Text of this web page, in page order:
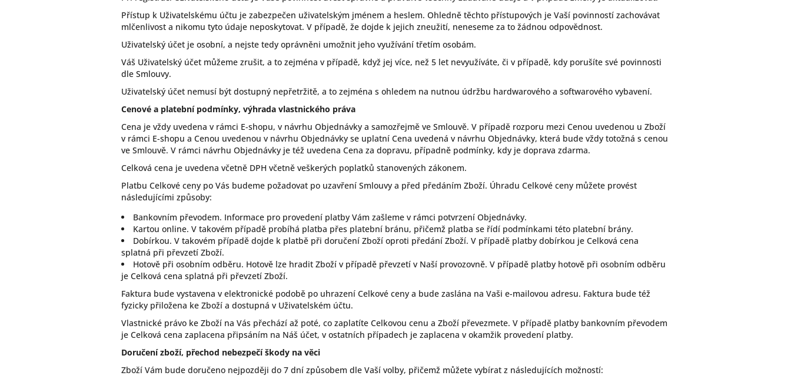
Přístup k Uživatelskému účtu je zabezpečen uživatelským jménem a heslem. Ohledně těchto přístupových je Vaší povinností zachovávat
mlčenlivost a nikomu tyto údaje neposkytovat. V případě, že dojde k jejich zneužití, neneseme za to žádnou odpovědnost.
Uživatelský účet je osobní, a nejste tedy oprávněni umožnit jeho využívání třetím osobám.
Váš Uživatelský účet můžeme zrušit, a to zejména v případě, když jej více, než 5 let nevyužíváte, či v případě, kdy porušíte své povinnosti
dle Smlouvy.
Uživatelský účet nemusí být dostupný nepřetržitě, a to zejména s ohledem na nutnou údržbu hardwarového a softwarového vybavení.
Cenové a platební podmínky, výhrada vlastnického práva
Cena je vždy uvedena v rámci E-shopu, v návrhu Objednávky a samozřejmě ve Smlouvě. V případě rozporu mezi Cenou uvedenou u Zboží
v rámci E-shopu a Cenou uvedenou v návrhu Objednávky se uplatní Cena uvedená v návrhu Objednávky, která bude vždy totožná s cenou
ve Smlouvě. V rámci návrhu Objednávky je též uvedena Cena za dopravu, případně podmínky, kdy je doprava zdarma.
Celková cena je uvedena včetně DPH včetně veškerých poplatků stanovených zákonem.
Platbu Celkové ceny po Vás budeme požadovat po uzavření Smlouvy a před předáním Zboží. Úhradu Celkové ceny můžete provést
následujícími způsoby:
Bankovním převodem. Informace pro provedení platby Vám zašleme v rámci potvrzení Objednávky.
Kartou online. V takovém případě probíhá platba přes platební bránu, přičemž platba se řídí podmínkami této platební brány.
Dobírkou. V takovém případě dojde k platbě při doručení Zboží oproti předání Zboží. V případě platby dobírkou je Celková cena
splatná při převzetí Zboží.
Hotově při osobním odběru. Hotově lze hradit Zboží v případě převzetí v Naší provozovně. V případě platby hotově při osobním odběru
je Celková cena splatná při převzetí Zboží.
Faktura bude vystavena v elektronické podobě po uhrazení Celkové ceny a bude zaslána na Vaši e-mailovou adresu. Faktura bude též
fyzicky přiložena ke Zboží a dostupná v Uživatelském účtu.
Vlastnické právo ke Zboží na Vás přechází až poté, co zaplatíte Celkovou cenu a Zboží převezmete. V případě platby bankovním převodem
je Celková cena zaplacena připsáním na Náš účet, v ostatních případech je zaplacena v okamžik provedení platby.
Doručení zboží, přechod nebezpečí škody na věci
Zboží Vám bude doručeno nejpozději do 7 dní způsobem dle Vaší volby, přičemž můžete vybírat z následujících možností: